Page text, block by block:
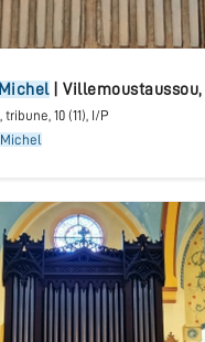
Michel| Villemoustaussou,
, tribune, 10 (11), I/P
Michel